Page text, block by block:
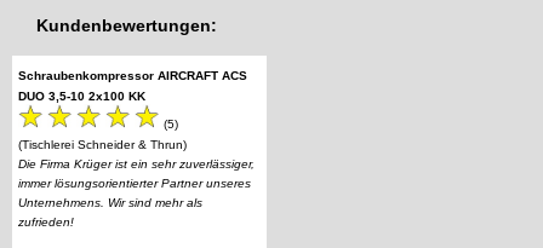
Kundenbewertungen:
Schraubenkompressor AIRCRAFT ACS
DUO 3,5-10 2x100 KK
(5)
(Tischlerei Schneider & Thrun)
Die Firma Krüger ist ein sehr zuverlässiger,
immer lösungsorientierter Partner unseres
Unternehmens. Wir sind mehr als
zufrieden!